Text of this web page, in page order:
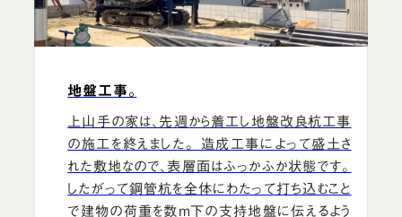
地盤工事。
上山手の家は、先週から着工し地盤改良杭工事
の施工を終えました。 造成工事によって盛土さ
れた敷地なので、表層面はふっかふか状態です。
したがって鋼管杭を全体にわたって打ち込むこと
で建物の荷重を数ｍ下の支持地盤に伝えるよう